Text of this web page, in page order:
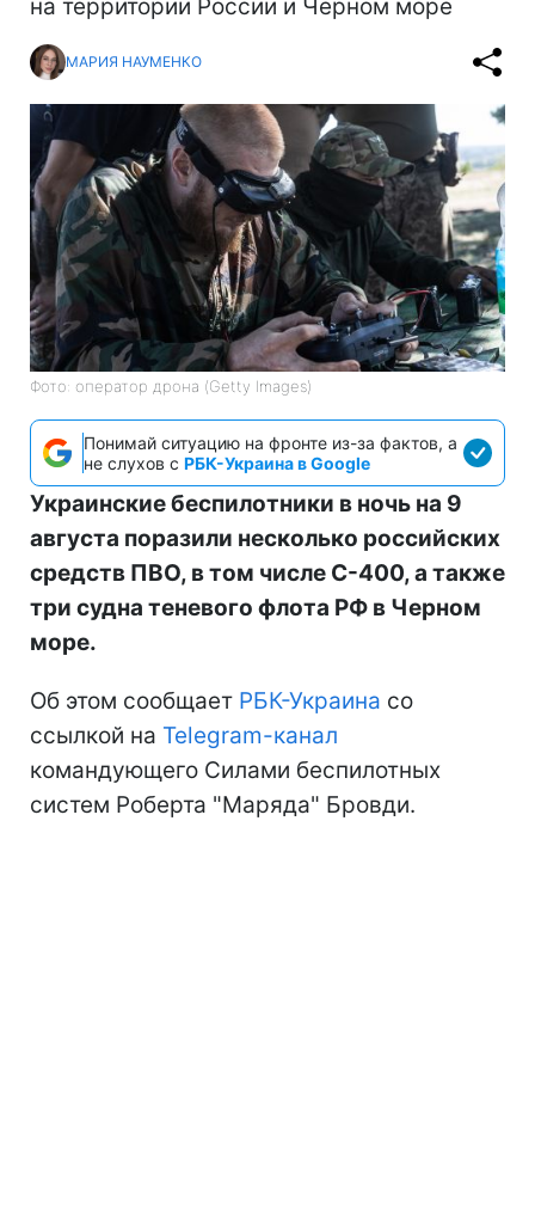
на территории России и Черном море
МАРИЯ НАУМЕНКО
Фото: оператор дрона (Getty Images)
Понимай ситуацию на фронте из-за фактов, а
не слухов с РБК-Украина в Google
Украинские беспилотники в ночь на 9
августа поразили несколько российских
средств ПВО, в том числе С-400, а также
три судна теневого флота РФ в Черном
море.
Об этом сообщает РБК-Украина со
ссылкой на Telegram-канал
командующего Силами беспилотных
систем Роберта "Маряда" Бровди.